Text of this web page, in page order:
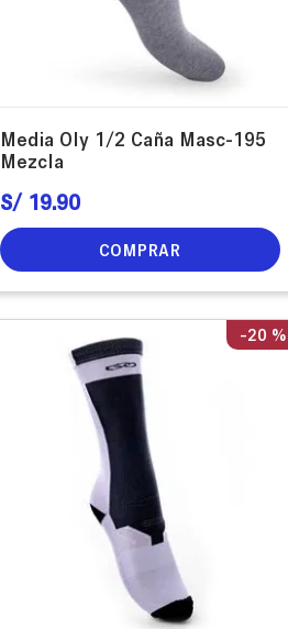
Media Oly 1/2 Caña Masc-195
Mezcla
S/ 19.90
COMPRAR
-20 %